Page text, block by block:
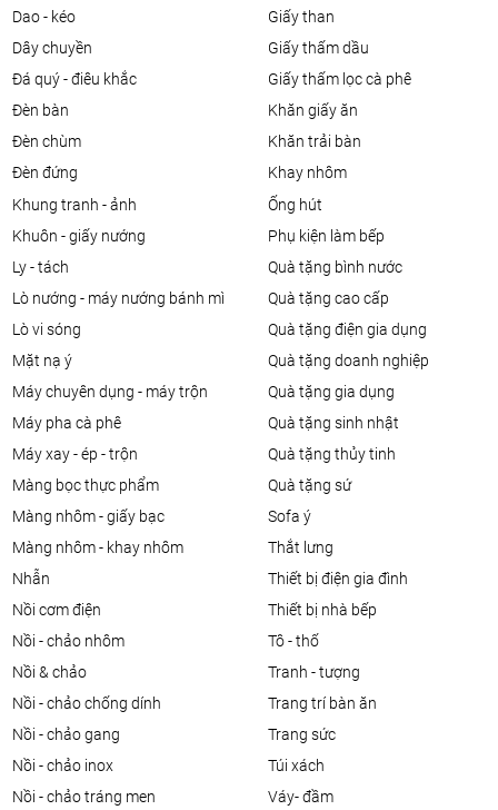
dao - kéo
dây chuyền
đá quý - điêu khắc
đèn bàn
đèn chùm
đèn đứng
giấy than
giấy thấm dầu
giấy thấm lọc cà phê
khăn giấy ăn
khăn trải bàn
khay nhôm
khung tranh - ảnh
khuôn - giấy nướng
ly - tách
lò nướng - máy nướng bánh mì
lò vi sóng
mặt nạ ý
máy chuyên dụng - máy trộn
máy pha cà phê
máy xay - ép - trộn
màng bọc thực phẩm
màng nhôm - giấy bạc
màng nhôm - khay nhôm
nhẫn
nồi cơm điện
nồi - chảo nhôm
nồi & chảo
nồi - chảo chống dính
nồi - chảo gang
nồi - chảo inox
nồi - chảo tráng men
ống hút
phụ kiện làm bếp
quà tặng bình nước
quà tặng cao cấp
quà tặng điện gia dụng
quà tặng doanh nghiệp
quà tặng gia dụng
quà tặng sinh nhật
quà tặng thủy tinh
quà tặng sứ
sofa ý
thắt lưng
thiết bị điện gia đình
thiết bị nhà bếp
tô - thố
tranh - tượng
trang trí bàn ăn
trang sức
túi xách
váy- đầm